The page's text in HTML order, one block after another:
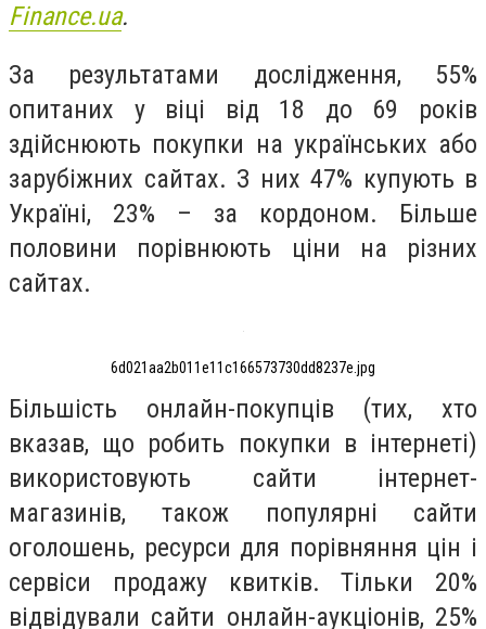
Finance.ua.
За результатами дослідження, 55%
опитаних у віці від 18 до 69 років
здійснюють покупки на українських або
зарубіжних сайтах. З них 47% купують в
Україні, 23% – за кордоном. Більше
половини порівнюють ціни на різних
сайтах.
6d021aa2b011e11c166573730dd8237e.jpg
Більшість онлайн-покупців (тих, хто
вказав, що робить покупки в інтернеті)
використовують сайти інтернет-
магазинів, також популярні сайти
оголошень, ресурси для порівняння цін і
сервіси продажу квитків. Тільки 20%
відвідували сайти онлайн-аукціонів, 25%